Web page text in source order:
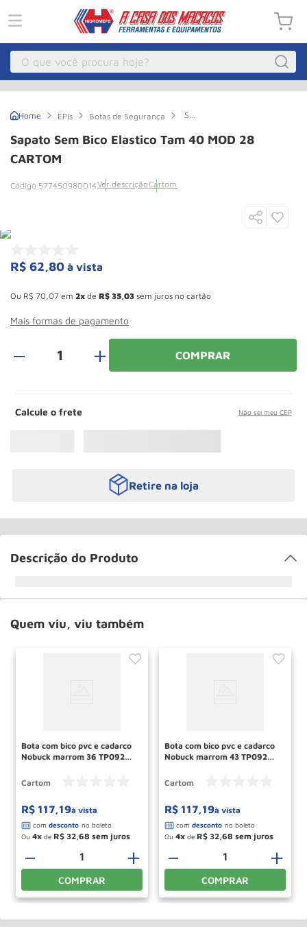
O que você procura hoje?
EPIs Botas de Segurança
Sapato
Bico
Elastico
Sapato Sem Bico Elastico Tam 40 MOD 28
CARTOM
577450980014Ver descriçãoCartom
R$ 62,80 à vista
Ou R$ 70 07 em 2 de R$ 35 03 sem juros no cartão
Mais formas de pagamento
＋ COMPRAR
Calcule o frete Não sei meu CEP
Retire na loja
Descrição do Produto
Quem viu, viu também
Bota com bico pvc e cadarco
Nobuck marrom 36 TP092
Cartom
R$ 117,19à vista
Ou 4 de R$ 32,68
＋
－
COMPRAR
Bota com bico pvc e cadarco
Nobuck marrom 43 TP092
Cartom
R$ 117,19à vista
Ou 4 de R$ 32,68
＋
－
COMPRAR
3º Macaco Hidraulico
8 º Talha
9º Rodizio
10 º